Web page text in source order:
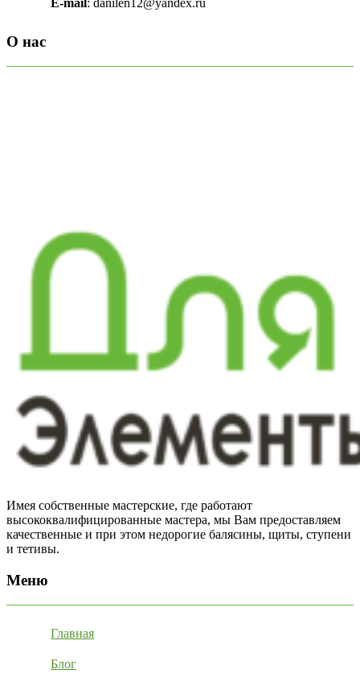
О нас
Имея собственные мастерские, где работают
высококвалифицированные мастера, мы Вам предоставляем
качественные и при этом недорогие балясины, щиты, ступени
и тетивы.
Меню
Главная
Блог